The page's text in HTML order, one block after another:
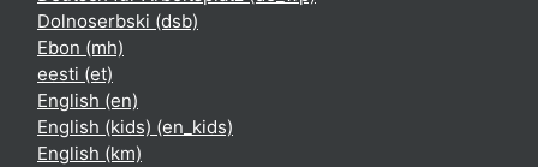
Dolnoserbski ‎(dsb)‎
Ebon ‎(mh)‎
eesti ‎(et)‎
English ‎(en)‎
English (kids) ‎(en_kids)‎
English ‎(km)‎